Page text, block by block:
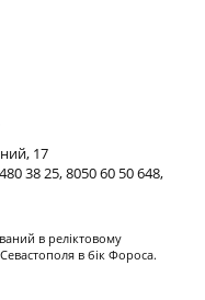
17
38 25, 8050 60 50 648,
в реліктовому
в бік Фороса.